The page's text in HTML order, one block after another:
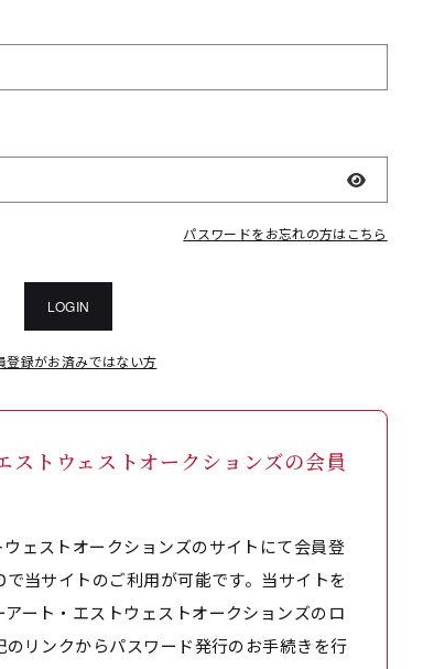
表示
パスワードをお忘れの方はこちら
LOGIN
登録がお済みではない方
ストウェストオークションズの会員
ウェストオークションズのサイトにて会員登
当サイトのご利用が可能です。当サイトを
ート・エストウェストオークションズのロ
リンクからパスワード発行のお手続きを行